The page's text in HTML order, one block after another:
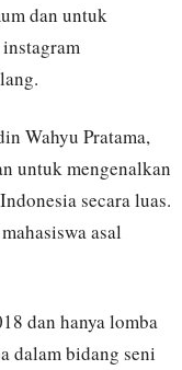
dan untuk
Wahyu Pratama,
untuk mengenalkan
secara luas.
asal
dan hanya lomba
dalam bidang seni